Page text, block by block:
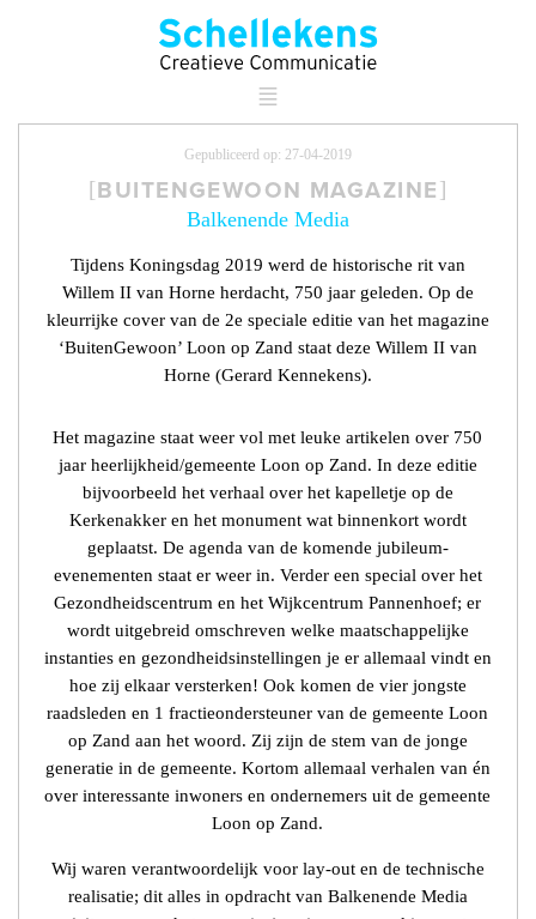
Gepubliceerd op: 27-04-2019
BUITENGEWOON MAGAZINE
Balkenende Media
Tijdens Koningsdag 2019 werd de historische rit van
Willem II van Horne herdacht, 750 jaar geleden. Op de
kleurrijke cover van de 2e speciale editie van het magazine
‘BuitenGewoon’ Loon op Zand staat deze Willem II van
Horne (Gerard Kennekens).
Het magazine staat weer vol met leuke artikelen over 750
jaar heerlijkheid/gemeente Loon op Zand. In deze editie
bijvoorbeeld het verhaal over het kapelletje op de
Kerkenakker en het monument wat binnenkort wordt
geplaatst. De agenda van de komende jubileum-
evenementen staat er weer in. Verder een special over het
Gezondheidscentrum en het Wijkcentrum Pannenhoef; er
wordt uitgebreid omschreven welke maatschappelijke
instanties en gezondheidsinstellingen je er allemaal vindt en
hoe zij elkaar versterken! Ook komen de vier jongste
raadsleden en 1 fractieondersteuner van de gemeente Loon
op Zand aan het woord. Zij zijn de stem van de jonge
generatie in de gemeente. Kortom allemaal verhalen van én
over interessante inwoners en ondernemers uit de gemeente
Loon op Zand.
Wij waren verantwoordelijk voor lay-out en de technische
realisatie; dit alles in opdracht van Balkenende Media